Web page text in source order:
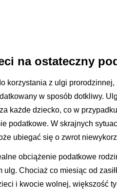
na ostateczny
korzystania z ulgi prorodzinnej,
w sposób dotkliwy.
każde dziecko, co w
podatkowe. W skrajnych
ubiegać się o zwrot
obciążenie podatkowe
ulg. Chociaż co miesiąc od
i kwocie wolnej, większość